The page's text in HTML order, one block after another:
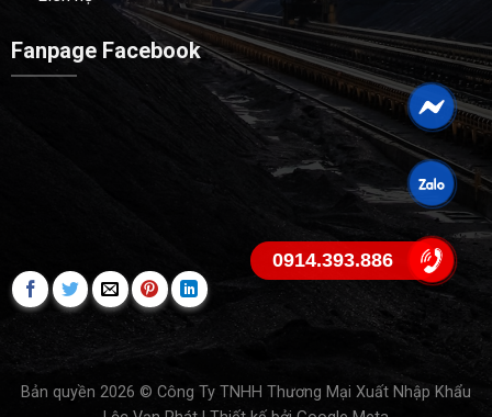
Fanpage Facebook
Bản quyền 2026 © Công Ty TNHH Thương Mại Xuất Nhập Khẩu
0914.393.886